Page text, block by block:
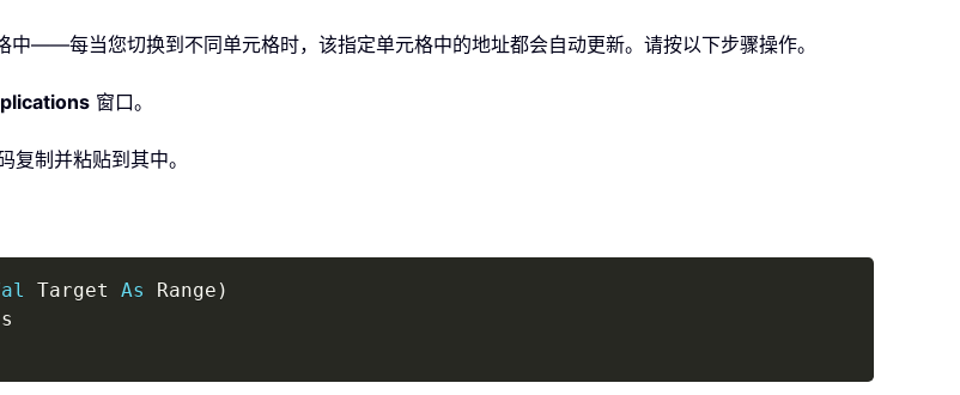
——每当您切换到不同单元格时，该指定单元格中的地址都会自动更新。请按以下步骤操作。
窗口。
制并粘贴到其中。
Target As Range )